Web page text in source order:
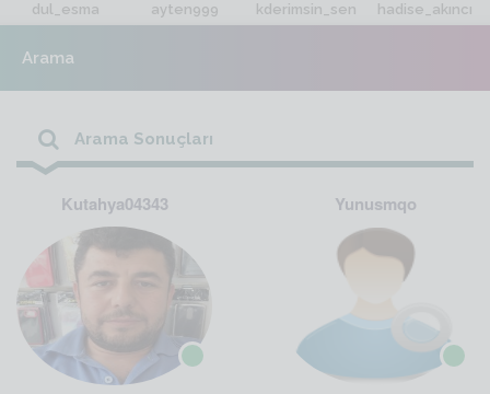
dul_esma ayten999 kderimsin_sen hadise_akıncı
Arama
Arama Sonuçları
Kutahya04343 Yunusmqo